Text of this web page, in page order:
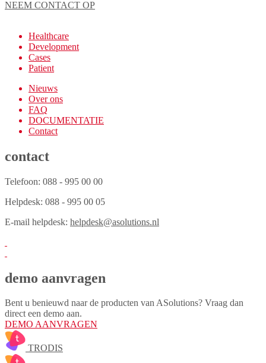
NEEM CONTACT OP
Healthcare
Development
Cases
Patient
Nieuws
Over ons
FAQ
DOCUMENTATIE
Contact
contact
Telefoon: 088 - 995 00 00
Helpdesk: 088 - 995 00 05
E-mail helpdesk: helpdesk@asolutions.nl
demo aanvragen
Bent u benieuwd naar de producten van ASolutions? Vraag dan
direct een demo aan.
DEMO AANVRAGEN
TRODIS